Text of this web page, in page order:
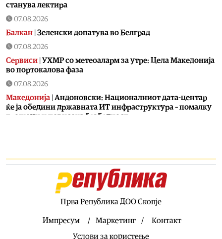
станува лектира
07.08.2026
Балкан Зеленски допатува во Белград
07.08.2026
Сервиси УХМР со метеоаларм за утре: Цела Македонија
во портокалова фаза
07.08.2026
Македонија Андоновски: Националниот дата-центар
ќе ја обедини државната ИТ инфраструктура – помалку
трошоци и повисока безбедност
Скокна минималниот износ за К-15 – Еве
колку пари ќе ни легнат на сметка годинава
Не ги игнорирајте овие знаци: Бојлерот може да
Прва Република ДОО Скопје
Импресум Маркетинг
Контакт
Услови за користење